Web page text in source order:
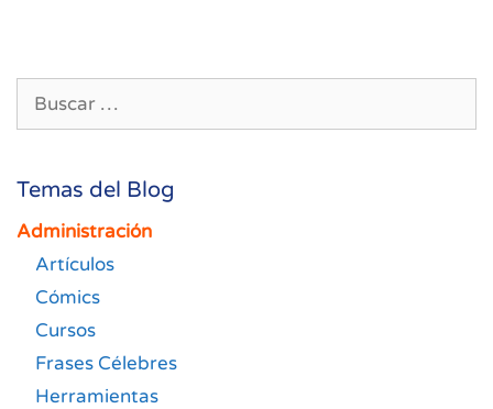
Temas del Blog
Administración
Artículos
Cómics
Cursos
Frases Célebres
Herramientas